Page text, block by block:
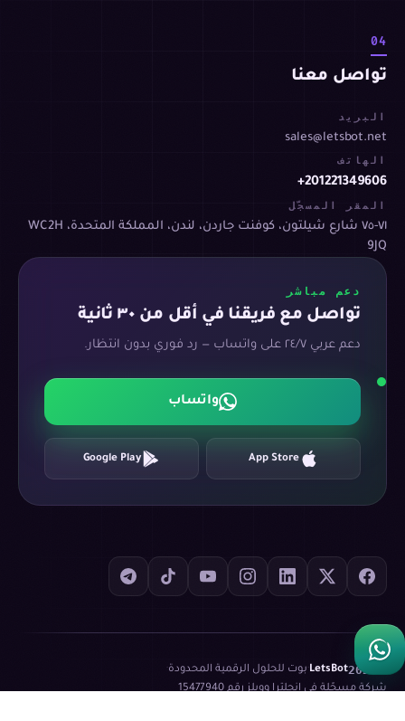
04
تواصل معنا
البريد
sales@letsbot.net
الهاتف
+201221349606
المقر المسجّل
٧١-٧٥ شارع شيلتون، كوفنت جاردن، لندن، المملكة المتحدة، WC2H
9JQ
دعم مباشر
تواصل مع فريقنا في أقل من ٣٠ ثانية
دعم عربي ٢٤/٧ على واتساب — رد فوري بدون انتظار.
واتساب
App Store
Google Play
2026
LetsBot
·بوت للحلول الرقمية المحدودة·
شركة مسجّلة في إنجلترا وويلز رقم15477940